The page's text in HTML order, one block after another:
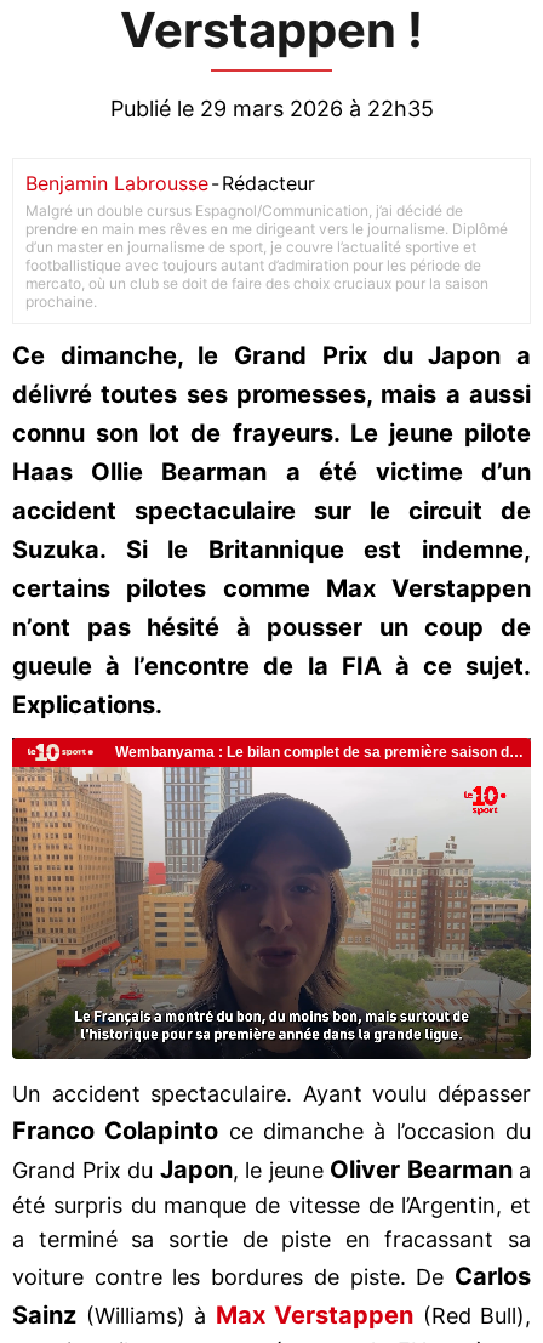
Verstappen !
Publié le 29 mars 2026 à 22h35
Benjamin Labrousse-Rédacteur
Malgré un double cursus Espagnol/Communication, j’ai décidé de
prendre en main mes rêves en me dirigeant vers le journalisme. Diplômé
d’un master en journalisme de sport, je couvre l’actualité sportive et
footballistique avec toujours autant d’admiration pour les période de
mercato, où un club se doit de faire des choix cruciaux pour la saison
prochaine.
Ce dimanche, le Grand Prix du Japon a
délivré toutes ses promesses, mais a aussi
connu son lot de frayeurs. Le jeune pilote
Haas Ollie Bearman a été victime d’un
accident spectaculaire sur le circuit de
Suzuka. Si le Britannique est indemne,
certains pilotes comme Max Verstappen
n’ont pas hésité à pousser un coup de
gueule à l’encontre de la FIA à ce sujet.
Explications.
Un accident spectaculaire. Ayant voulu dépasser
Franco Colapinto ce dimanche à l’occasion du
Grand Prix du Japon, le jeune Oliver Bearmana
été surpris du manque de vitesse de l’Argentin, et
a terminé sa sortie de piste en fracassant sa
voiture contre les bordures de piste. De Carlos
Sainz (Williams) à Max Verstappen (Red Bull),